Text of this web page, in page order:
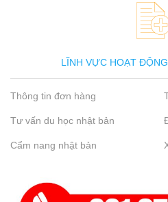
LĨNH VỰC HOẠT
Thông tin đơn hàng
Tư vấn du học nhật bản
Cẩm nang nhật bản